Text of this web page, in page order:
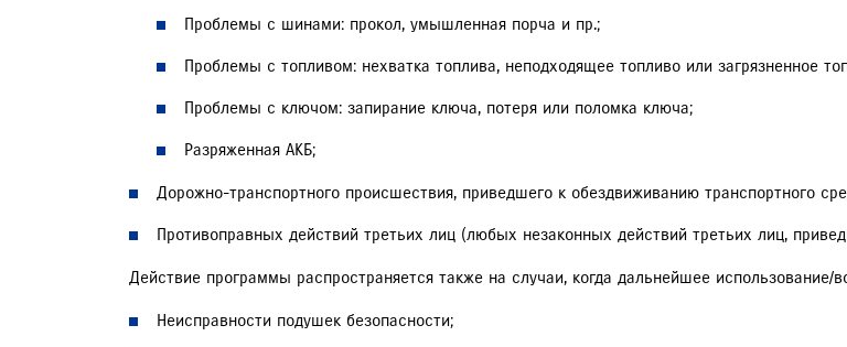
Проблемы с шинами: прокол, умышленная порча и пр.;
Проблемы с топливом: нехватка топлива, неподходящее топливо или загрязненное
Проблемы с ключом: запирание ключа, потеря или поломка ключа;
Разряженная АКБ;
Дорожно-транспортного происшествия, приведшего к обездвиживанию транспортного
Противоправных действий третьих лиц (любых незаконных действий третьих лиц,
Действие программы распространяется также на случаи, когда дальнейшее использование/
Неисправности подушек безопасности;